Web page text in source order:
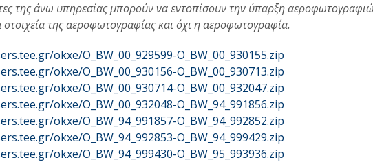
της άνω υπηρεσίας μπορούν να εντοπίσουν την ύπαρξη
της αεροφωτογραφίας και όχι η αεροφωτογραφία.
okxe/O_BW_00_929599-O_BW_00_930155.zip
okxe/O_BW_00_930156-O_BW_00_930713.zip
okxe/O_BW_00_930714-O_BW_00_932047.zip
okxe/O_BW_00_932048-O_BW_94_991856.zip
okxe/O_BW_94_991857-O_BW_94_992852.zip
okxe/O_BW_94_992853-O_BW_94_999429.zip
okxe/O_BW_94_999430-O_BW_95_993936.zip